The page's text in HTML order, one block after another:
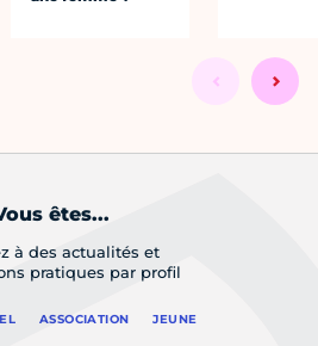
êtes...
à des actualités et
pratiques par profil
ASSOCIATION JEUNE